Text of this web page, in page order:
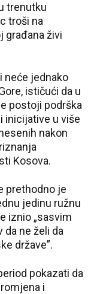
trenutku
troši na
građana živi
neće jednako
ističući da u
postoji podrška
inicijative u više
nakon
Kosova.
prethodno je
jedinu ružnu
iznio „sasvim
da ne želi da
države”.
pokazati da
i